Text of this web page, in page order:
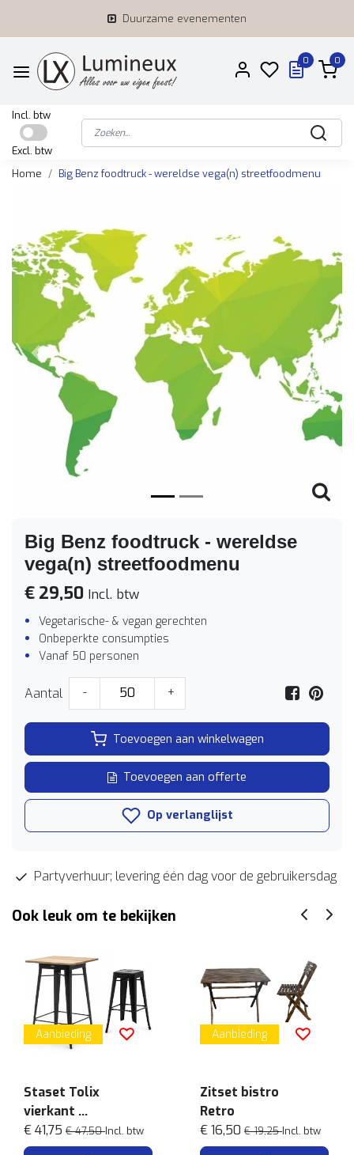
Duurzame evenementen
0 0
Incl. btw
Excl. btw
Home
Big Benz foodtruck - wereldse vega(n) streetfoodmenu
Vorige
Big Benz foodtruck - wereldse
vega(n) streetfoodmenu
€ 29,50 Incl. btw
Vegetarische- & vegan gerechten
Onbeperkte consumpties
Vanaf 50 personen
Aantal - +
Toevoegen aan winkelwagen
Toevoegen aan offerte
Op verlanglijst
Partyverhuur; levering één dag voor de gebruikersdag
Ook leuk om te bekijken
Aanbieding
Staset Tolix
vierkant
Zwart/iepenhout
€ 41,75 € 47,50Incl. btw
Aanbieding
Zitset bistro
Retro
€ 16,50 € 19,25Incl. btw